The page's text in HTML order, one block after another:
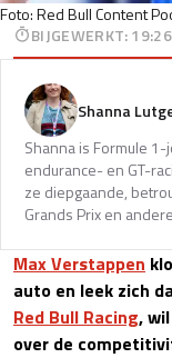
Foto: Red Bull Content
BIJGEWERKT:
Shanna
Shanna is Formule
endurance- en GT-
ze diepgaande,
Grands Prix en
Max Verstappen
auto en leek zich
Red Bull Racing,
over de